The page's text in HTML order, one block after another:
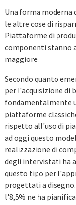
Una forma moderna
le altre cose di
Piattaforme di
componenti stanno
maggiore.
Secondo quanto
per l'acquisizione di
fondamentalmente
piattaforme
rispetto all'uso di
ad oggi questo
realizzazione di
degli intervistati ha
questo tipo per
progettati a
l'8,5% ne ha